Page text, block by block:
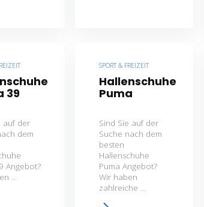
39
auf der
dem
Angebot?
...
SPORT & FREIZEIT
Hallenschuhe
Puma
Sind Sie auf der
Suche nach dem
besten
Hallenschuhe
Puma Angebot?
Wir haben
zahlreiche ...